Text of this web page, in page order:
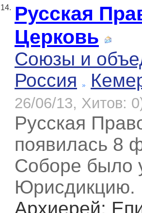
14. Русская
Церковь
Союзы и
Россия
26/06/13, Хитов:
Русская
появилась 8
Соборе было
Юрисдикцию.
Архиерей: